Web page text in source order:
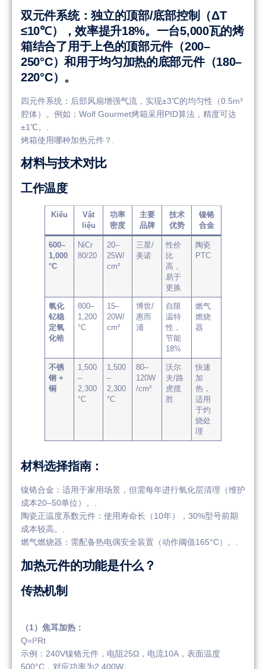
双元件系统：独立的顶部/底部控制（ΔT
≤10℃），效率提升18%。一台5,000瓦的烤
箱结合了用于上色的顶部元件（200–
250°C）和用于均匀加热的底部元件（180–
220°C）。
四元件系统：后部风扇增强气流，实现±3℃的均匀性（0.5m³
腔体）。例如：Wolf Gourmet烤箱采用PID算法，精度可达
±1℃。.
烤箱使用哪种加热元件？.
材料与技术对比
工作温度
Kiểu
Vật
liệu
功率
密度
主要
品牌
技术
优势
镍铬
合金
600–
1,000
°C
NiCr
80/20
20–
25W/
cm²
三星/
美诺
性价
比
高，
易于
更换
陶瓷
PTC
氧化
钇稳
定氧
化锆
800–
1,200
°C
15–
20W/
cm²
博世/
惠而
浦
自限
温特
性，
节能
18%
燃气
燃烧
器
不锈
钢 +
铜
1,500
–
2,300
°C
1,500
–
2,300
°C
80–
120W
/cm²
沃尔
夫/路
虎揽
胜
快速
加
热，
适用
于灼
烧处
理
材料选择指南：
镍铬合金：适用于家用场景，但需每年进行氧化层清理（维护
成本20–50单位）。.
陶瓷正温度系数元件：使用寿命长（10年），30%型号前期
成本较高。.
燃气燃烧器：需配备热电偶安全装置（动作阈值165°C）。.
加热元件的功能是什么？
传热机制
（1）焦耳加热：
Q=I²Rt
示例：240V镍铬元件，电阻25Ω，电流10A，表面温度
500°C，对应功率为2,400W。.